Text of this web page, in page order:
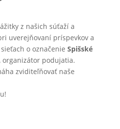
z našich súťaží a
uverejňovaní príspevkov a
o označenie Spišské
organizátor podujatia.
zviditeľňovať naše